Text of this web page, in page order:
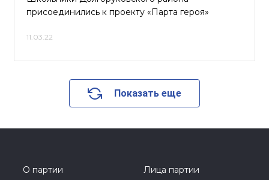
присоединились к проекту «Парта героя»
11.03.22
Показать еще
О партии
Лица партии